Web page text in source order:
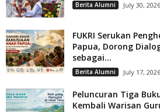
Berita Alumni July 30, 2026
FUKRI Serukan
Papua, Dorong
sebagai...
Berita Alumni July 17, 2026
Peluncuran Tiga
Kembali Warisan